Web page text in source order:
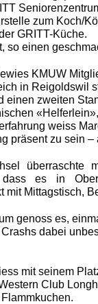
zum Koch/
GRITT-Küche.
so einen
KMUW
in Reigoldswil
einen zweiten
weiss
präsent zu sein
überraschte
dass es in
mit Mittagstisch,
genoss es,
dabei
mit seinem
Club